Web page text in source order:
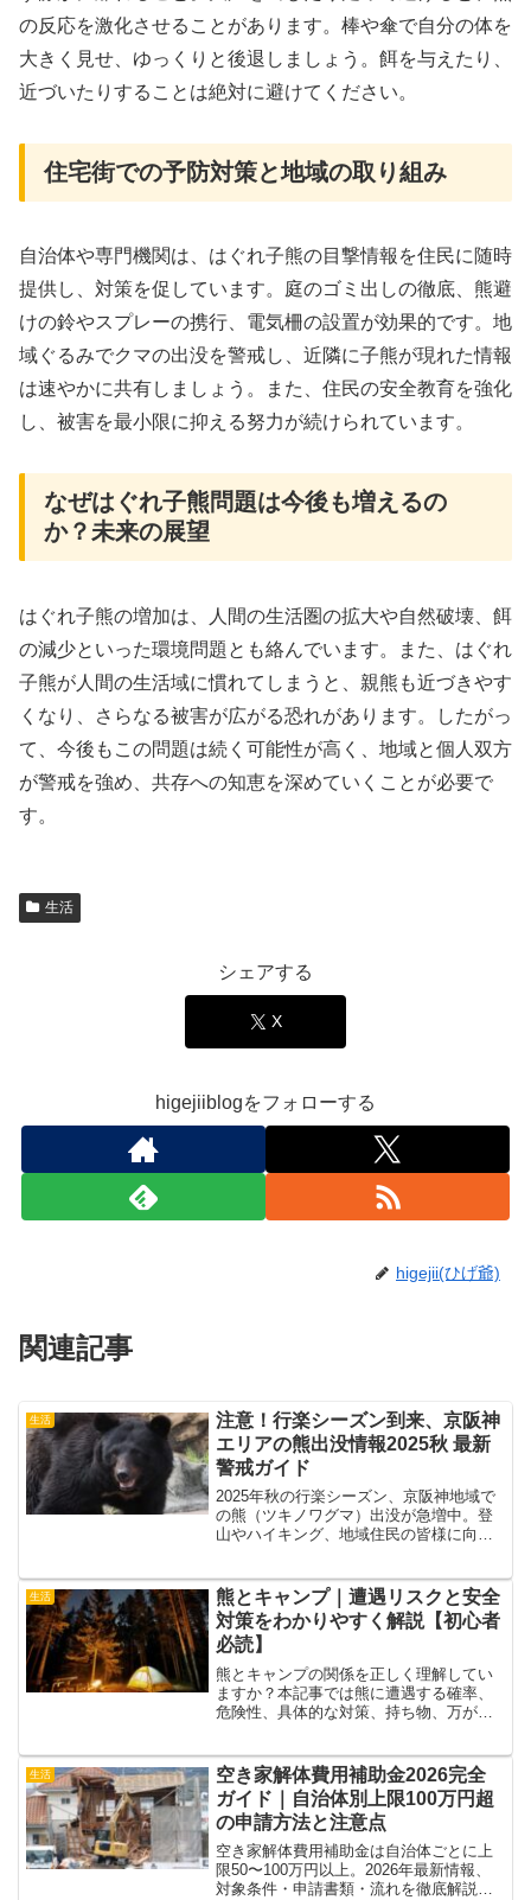
の反応を激化させることがあります。棒や傘で自分の体を
大きく見せ、ゆっくりと後退しましょう。餌を与えたり、
近づいたりすることは絶対に避けてください。
住宅街での予防対策と地域の取り組み
自治体や専門機関は、はぐれ子熊の目撃情報を住民に随時
提供し、対策を促しています。庭のゴミ出しの徹底、熊避
けの鈴やスプレーの携行、電気柵の設置が効果的です。地
域ぐるみでクマの出没を警戒し、近隣に子熊が現れた情報
は速やかに共有しましょう。また、住民の安全教育を強化
し、被害を最小限に抑える努力が続けられています。
なぜはぐれ子熊問題は今後も増えるの
か？未来の展望
はぐれ子熊の増加は、人間の生活圏の拡大や自然破壊、餌
の減少といった環境問題とも絡んでいます。また、はぐれ
子熊が人間の生活域に慣れてしまうと、親熊も近づきやす
くなり、さらなる被害が広がる恐れがあります。したがっ
て、今後もこの問題は続く可能性が高く、地域と個人双方
が警戒を強め、共存への知恵を深めていくことが必要で
す。
生活
シェアする
X
higejiiblogをフォローする
higejii(ひげ爺)
関連記事
生活
注意！行楽シーズン到来、京阪神
エリアの熊出没情報2025秋 最新
警戒ガイド
2025年秋の行楽シーズン、京阪神地域で
の熊（ツキノワグマ）出没が急増中。登
山やハイキング、地域住民の皆様に向け
的な予防策も紹介します。
生活
熊とキャンプ｜遭遇リスクと安全
対策をわかりやすく解説【初心者
必読】
熊とキャンプの関係を正しく理解してい
ますか？本記事では熊に遭遇する確率、
危険性、具体的な対策、持ち物、万が一
めの必読ガイドです。
生活
空き家解体費用補助金2026完全
ガイド｜自治体別上限100万円超
の申請方法と注意点
空き家解体費用補助金は自治体ごとに上
限50〜100万円以上。2026年最新情報、
対象条件・申請書類・流れを徹底解説。